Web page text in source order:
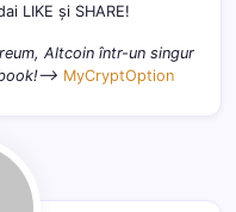
LIKE și SHARE!
Altcoin într-un singur
MyCryptOption